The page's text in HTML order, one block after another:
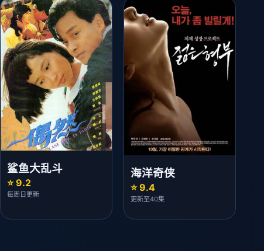
鲨鱼大乱斗
⭐ 9.2
每周日更新
海洋奇侠
⭐ 9.4
更新至40集